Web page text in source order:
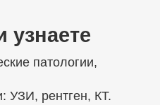
узнаете
патологии,
УЗИ, рентген, КТ.